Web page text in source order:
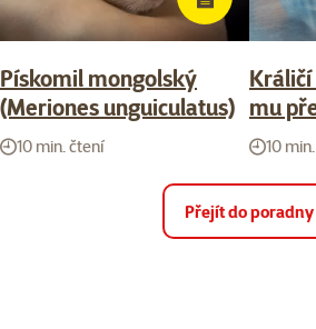
Pískomil mongolský
(Meriones unguiculatus)
10 min. čtení
mu
10
Přejít do poradny